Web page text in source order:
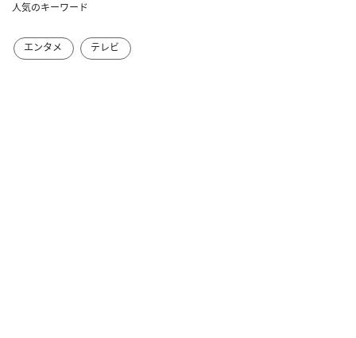
人気のキーワード
エンタメ テレビ